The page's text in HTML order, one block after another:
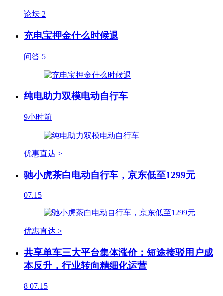
论坛 2
充电宝押金什么时候退
问答 5
纯电助力双模电动自行车
9小时前
优惠直达 >
驰小虎茶白电动自行车，京东低至1299元
07.15
优惠直达 >
共享单车三大平台集体涨价：短途接驳用户成
本反升，行业转向精细化运营
8 07.15